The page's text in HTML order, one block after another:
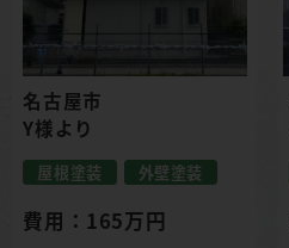
名古屋市
Y様より
屋根塗装 外壁塗装
費用：165万円